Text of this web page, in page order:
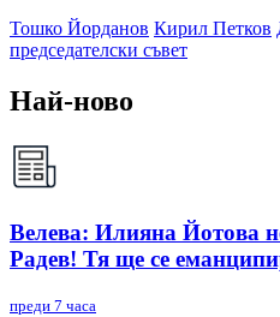
Тошко Йорданов Кирил Петков
председателски съвет
Най-ново
Велева: Илияна Йотова
Радев! Тя ще се
преди 7 часа